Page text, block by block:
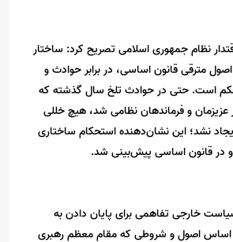
نظام جمهوری اسلامی تصریح کرد: ساختار
مترقی قانون اساسی، در برابر حوادث و
است. حتی در حوادث تلخ سال گذشته که
و فرماندهان نظامی شد، هیچ خللی
نشد؛ این نشان‌دهنده استحکام ساختاری
خارجی تفاهمی برای پایان دادن به
اصول و شروطی که مقام معظم رهبری